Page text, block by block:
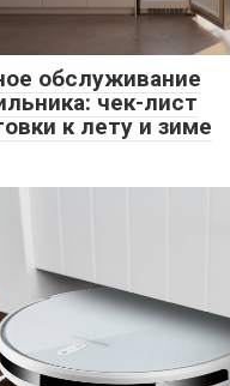
обслуживание
чек-лист
к лету и зиме